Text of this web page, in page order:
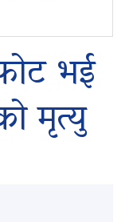
भई
मृत्यु